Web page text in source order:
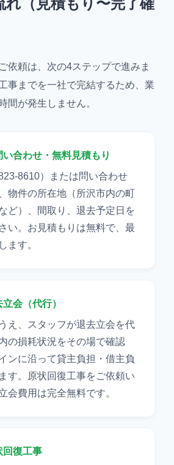
れ（見積もり〜完了確
依頼は、次の4ステップで進みま
事までを一社で完結するため、業
間が発生しません。
合わせ・無料見積もり
8610）または問い合わせ
物件の所在地（所沢市内の町
ど）、間取り、退去予定日を
い。お見積もりは無料で、最
ます。
会（代行）
え、スタッフが退去立会を代
の損耗状況をその場で確認
ンに沿って貸主負担・借主負
す。原状回復工事をご依頼い
会費用は完全無料です。
回復工事